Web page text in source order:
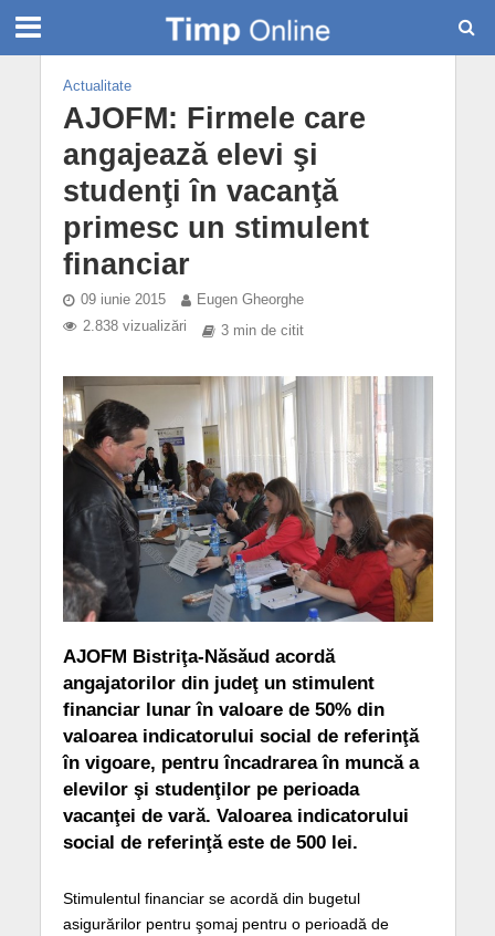
Actualitate
AJOFM: Firmele care
angajează elevi şi
studenţi în vacanţă
primesc un stimulent
financiar
09 iunie 2015
Eugen Gheorghe
2.838 vizualizări
3 min de citit
AJOFM Bistriţa-Năsăud acordă
angajatorilor din judeţ un stimulent
financiar lunar în valoare de 50% din
valoarea indicatorului social de referinţă
în vigoare, pentru încadrarea în muncă a
elevilor şi studenţilor pe perioada
vacanţei de vară. Valoarea indicatorului
social de referinţă este de 500 lei.
Stimulentul financiar se acordă din bugetul
asigurărilor pentru şomaj pentru o perioadă de